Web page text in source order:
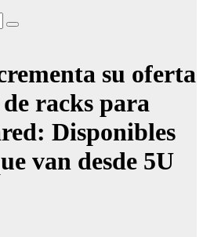
su oferta
racks para
Disponibles
van desde 5U